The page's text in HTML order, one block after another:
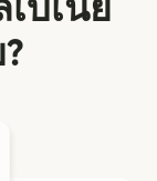
บเนีย